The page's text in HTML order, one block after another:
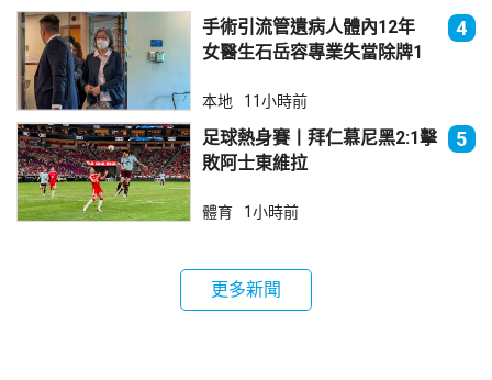
手術引流管遺病人體內12年
女醫生石岳容專業失當除牌1
4
本地 11小時前
足球熱身賽丨拜仁慕尼黑2:1擊
敗阿士東維拉
5
體育 1小時前
更多新聞